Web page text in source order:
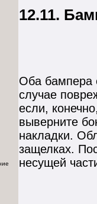
12.11.
Оба бампера
случае
если,
выверните
накладки.
защелках.
несущей